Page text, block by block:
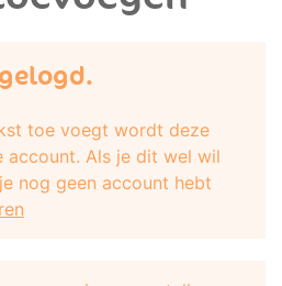
toe voegt wordt deze
account. Als je dit wel wil
nog geen account hebt